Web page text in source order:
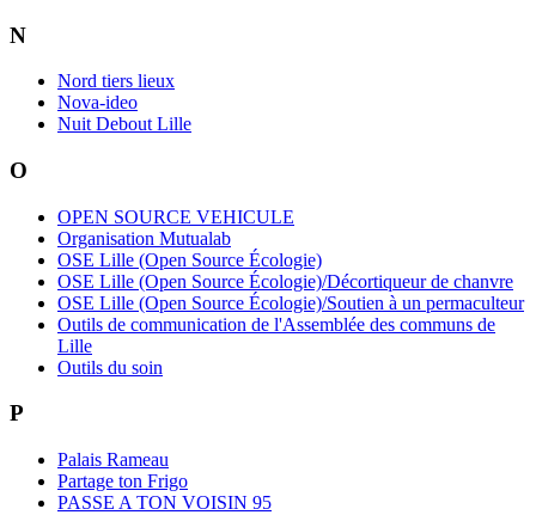
N
Nord tiers lieux
Nova-ideo
Nuit Debout Lille
O
OPEN SOURCE VEHICULE
Organisation Mutualab
OSE Lille (Open Source Écologie)
OSE Lille (Open Source Écologie)/Décortiqueur de chanvre
OSE Lille (Open Source Écologie)/Soutien à un permaculteur
Outils de communication de l'Assemblée des communs de
Lille
Outils du soin
P
Palais Rameau
Partage ton Frigo
PASSE A TON VOISIN 95